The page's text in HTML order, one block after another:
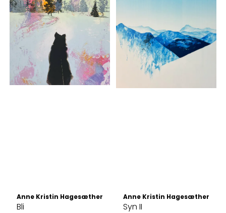
Anne Kristin Hagesæther
Bli
Anne Kristin Hagesæther
Syn II